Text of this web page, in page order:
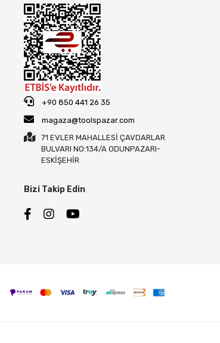
+90 850 441 26 35
magaza@toolspazar.com
71 EVLER MAHALLESİ ÇAVDARLAR
BULVARI NO:134/A ODUNPAZARI-
ESKİŞEHİR
Bizi Takip Edin